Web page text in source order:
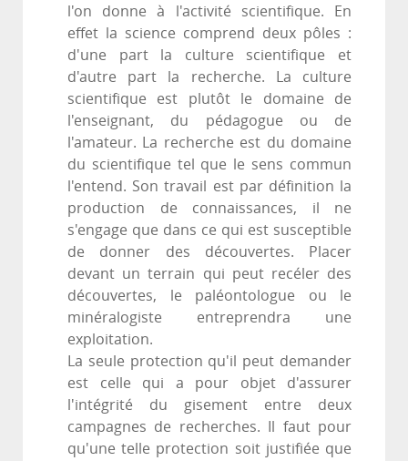
l'on donne à l'activité scientifique. En
effet la science comprend deux pôles :
d'une part la culture scientifique et
d'autre part la recherche. La culture
scientifique est plutôt le domaine de
l'enseignant, du pédagogue ou de
l'amateur. La recherche est du domaine
du scientifique tel que le sens commun
l'entend. Son travail est par définition la
production de connaissances, il ne
s'engage que dans ce qui est susceptible
de donner des découvertes. Placer
devant un terrain qui peut recéler des
découvertes, le paléontologue ou le
minéralogiste entreprendra une
exploitation.
La seule protection qu'il peut demander
est celle qui a pour objet d'assurer
l'intégrité du gisement entre deux
campagnes de recherches. Il faut pour
qu'une telle protection soit justifiée que